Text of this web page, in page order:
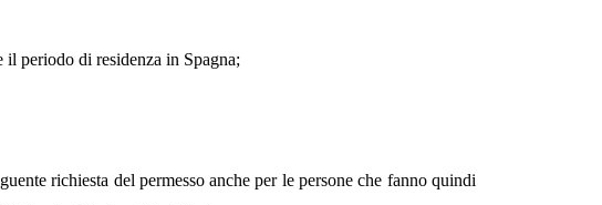
periodo di residenza in Spagna;
richiesta del permesso anche per le persone che fanno quindi